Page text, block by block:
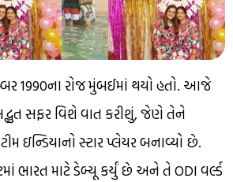
1990ના રોજ મુંબઈમાં થયો હતો. આજે
સફર વિશે વાત કરીશું, જેણે તેને
ઇન્ડિયાનો સ્ટાર પ્લેયર બનાવ્યો છે.
ભારત માટે ડેબ્યૂ કર્યું છે અને તે ODI વર્લ્ડ